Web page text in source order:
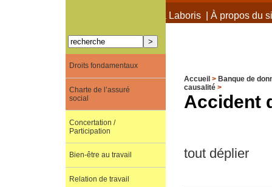
À propos de Terra Laboris| À propos du
Accueil > Banque de
causalité>
Accident
tout déplier
Droits fondamentaux
Charte de l’assuré
social
Concertation /
Participation
Bien-être au travail
Relation de travail